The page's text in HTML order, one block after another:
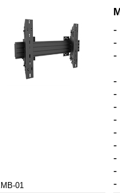
-
-
-
-
-
-
-
-
-
-
-
-
01